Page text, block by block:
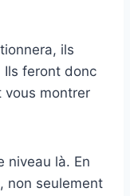
ils
feront donc
vous montrer
niveau là. En
non seulement